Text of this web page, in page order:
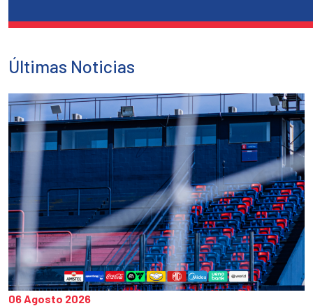
Últimas Noticias
06 Agosto 2026